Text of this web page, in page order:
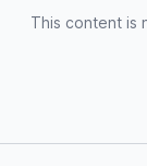
This content is